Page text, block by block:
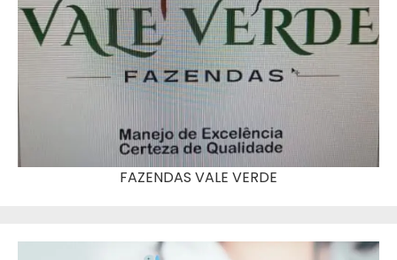
FAZENDAS VALE VERDE